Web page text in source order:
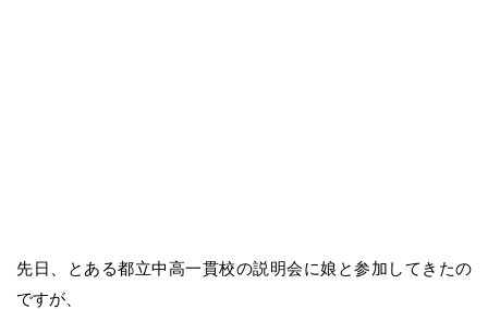
先日、とある都立中高一貫校の説明会に娘と参加してきたの
ですが、